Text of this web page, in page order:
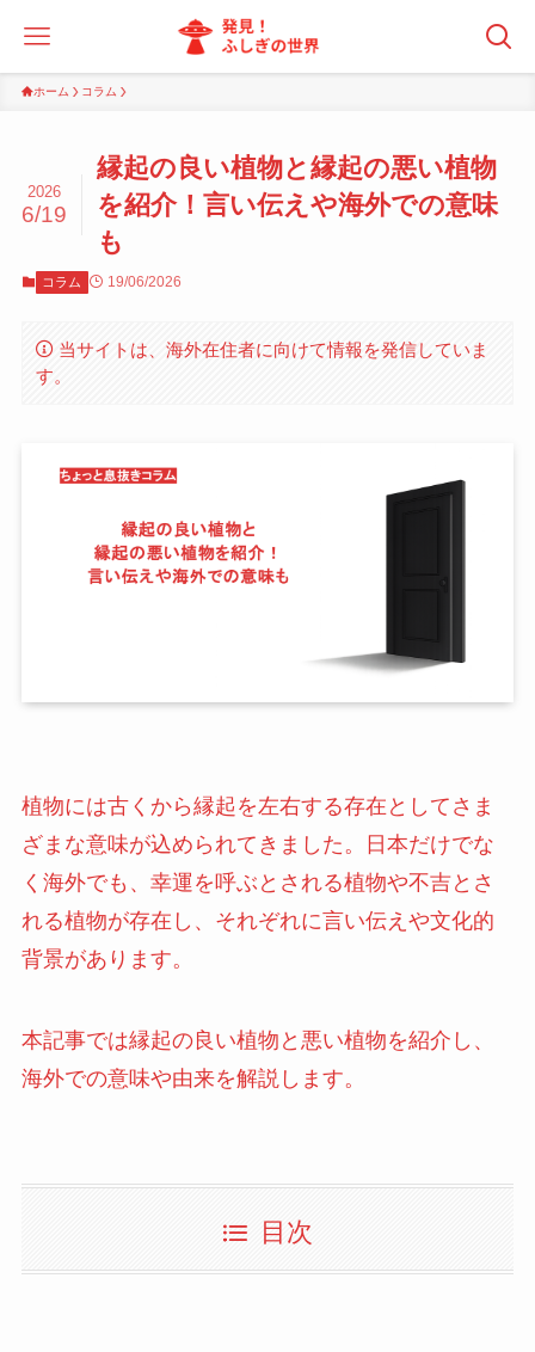
ホーム コラム
縁起の良い植物と縁起の悪い植物
を紹介！言い伝えや海外での意味
も
2026
6/19
コラム 19/06/2026
当サイトは、海外在住者に向けて情報を発信していま
す。
植物には古くから縁起を左右する存在としてさま
ざまな意味が込められてきました。日本だけでな
く海外でも、幸運を呼ぶとされる植物や不吉とさ
れる植物が存在し、それぞれに言い伝えや文化的
背景があります。
本記事では縁起の良い植物と悪い植物を紹介し、
海外での意味や由来を解説します。
目次